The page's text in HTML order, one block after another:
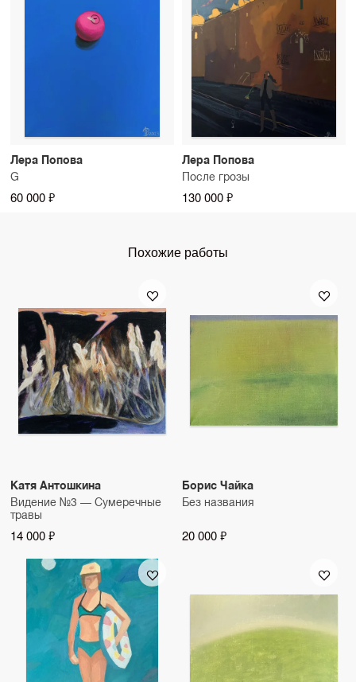
Лера Попова
G
60 000 ₽
Лера Попова
После грозы
130 000 ₽
Похожие работы
Катя Антошкина
Видение №3 — Сумеречные
травы
14 000 ₽
Борис Чайка
Без названия
20 000 ₽